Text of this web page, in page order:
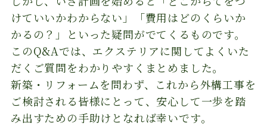
けていいかわからない」「費用はどのくらいか
かるの？」といった疑問がでてくるものです。
このQ&Aでは、エクステリアに関してよくいた
だくご質問をわかりやすくまとめました。
新築・リフォームを問わず、これから外構工事を
ご検討される皆様にとって、安心して一歩を踏
み出すための手助けとなれば幸いです。